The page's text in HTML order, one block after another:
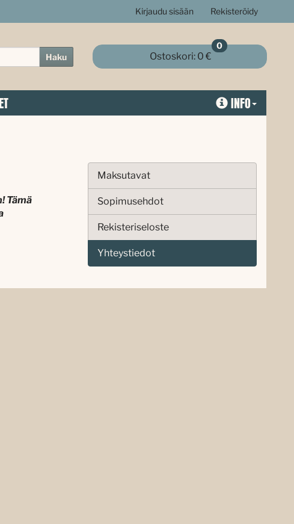
Kirjaudu sisään Rekisteröidy
Haku Ostoskori:0 €
0
INFO
Maksutavat
Sopimusehdot
Rekisteriseloste
Yhteystiedot
Tämä